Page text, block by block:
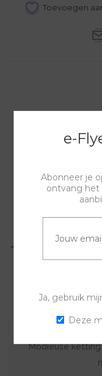
Modieuse
e-
Abonneer je
ontvang het
Ja, gebruik
Deze